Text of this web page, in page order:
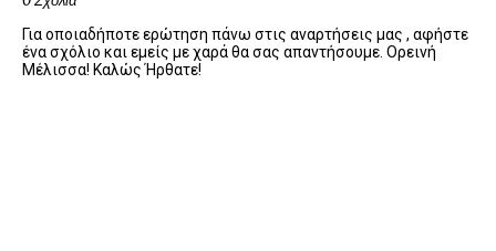
Για οποιαδήποτε ερώτηση πάνω στις αναρτήσεις μας , αφήστε
ένα σχόλιο και εμείς με χαρά θα σας απαντήσουμε. Ορεινή
Μέλισσα! Καλώς Ήρθατε!